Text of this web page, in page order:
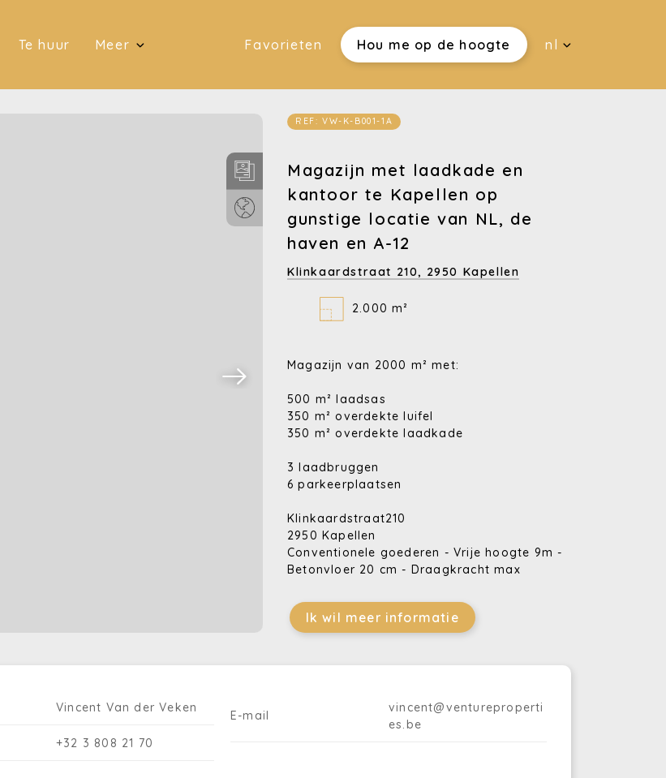
(Te koop)
Te huur (Te huur)
Meer Favorieten Hou me op de hoogte nl
REF: VW-K-B001-1A
Magazijn met laadkade en
kantoor te Kapellen op
gunstige locatie van NL, de
haven en A-12
Klinkaardstraat 210, 2950 Kapellen
2.000 m²
Magazijn van 2000 m² met:
500 m² laadsas
350 m² overdekte luifel
350 m² overdekte laadkade
3 laadbruggen
6 parkeerplaatsen
Klinkaardstraat210
2950 Kapellen
Conventionele goederen - Vrije hoogte 9m -
Betonvloer 20 cm - Draagkracht max
Branddetectie - Wateraansluiting -
Verlichting 200 lux - Volledig afgesloten
terrein - Werken van 07u-19u
Ik wil meer informatie
Vincent Van der Veken
+32 3 808 21 70
E-mail
vincent@ventureproperti
es.be